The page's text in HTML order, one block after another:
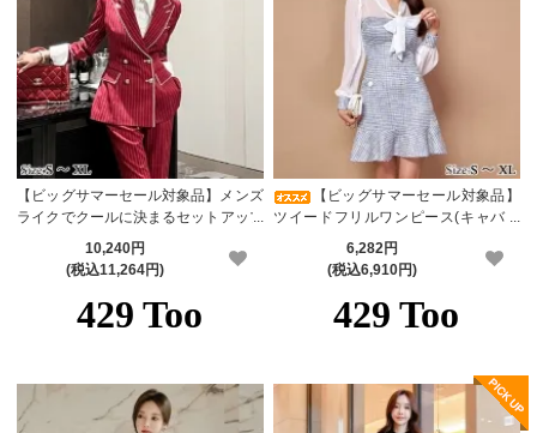
【ビッグサマーセール対象品】メンズ
ライクでクールに決まるセットアップ
(キャバスーツ・CABARETSUIT)
10,240円
(税込11,264円)
【ビッグサマーセール対象品】
ツイードフリルワンピース(キャバド
レス・CABARETDRESS)
6,282円
(税込6,910円)